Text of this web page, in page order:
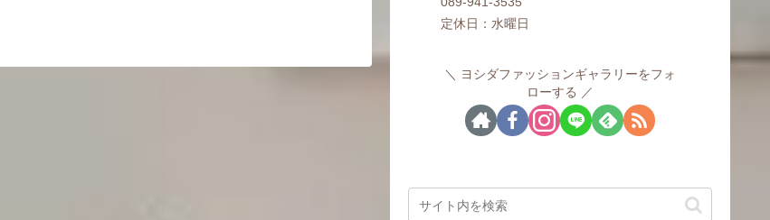
定休日：水曜日
ヨシダファッションギャラリーをフォ
ローする